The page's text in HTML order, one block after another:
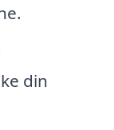
din